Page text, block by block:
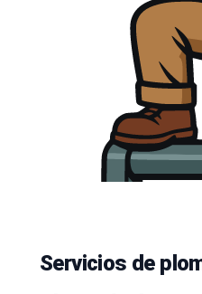
Servicios de